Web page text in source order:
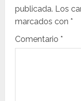
c
i
ó
publicada. Los
marcados con *
Comentario *